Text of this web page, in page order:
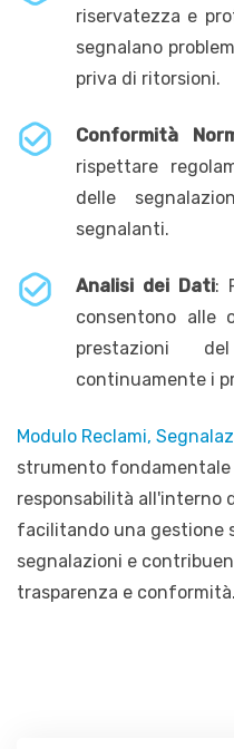
riservatezza e
segnalano
priva di ritorsioni.
Conformità
rispettare
delle
segnalanti.
Analisi dei Dati:
consentono alle
prestazioni
continuamente i
Modulo Reclami,
strumento fondamentale
responsabilità all'interno
facilitando una gestione
segnalazioni e
trasparenza e conformità.